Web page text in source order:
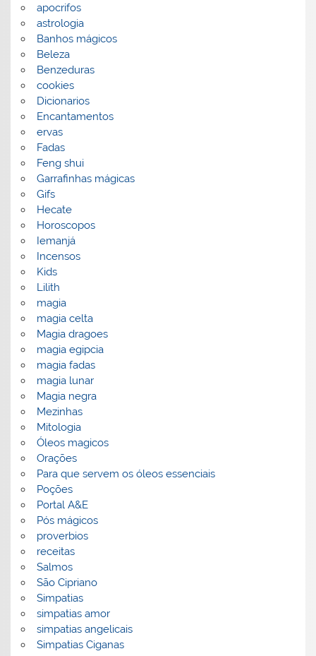
apocrifos
astrologia
Banhos mágicos
Beleza
Benzeduras
cookies
Dicionarios
Encantamentos
ervas
Fadas
Feng shui
Garrafinhas mágicas
Gifs
Hecate
Horoscopos
Iemanjá
Incensos
Kids
Lilith
magia
magia celta
Magia dragoes
magia egipcia
magia fadas
magia lunar
Magia negra
Mezinhas
Mitologia
Óleos magicos
Orações
Para que servem os óleos essenciais
Poções
Portal A&E
Pós mágicos
proverbios
receitas
Salmos
São Cipriano
Simpatias
simpatias amor
simpatias angelicais
Simpatias Ciganas